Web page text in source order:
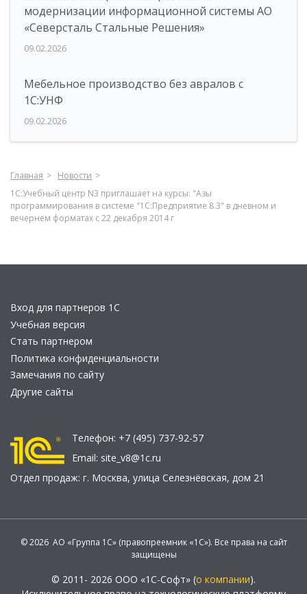
модернизации информационной системы АО
«Северсталь Стальные Решения»
09.02.2026
Мебельное производство без авралов с
1С:УНФ
09.02.2026
Главная
Новости
1С:Учебный центр N3 приглашает на курсы: "Азы
программирования в системе "1С:Предприятие 8.3" в дневном и
вечернем форматах с 22 декабря 2014 г
Вход для партнеров 1С
Учебная версия
Стать партнером
Политика конфиденциальности
Замечания по сайту
Другие сайты
Телефон: +7 (495) 737-92-57
Email: site_v8@1c.ru
Отдел продаж: г. Москва, улица Селезнёвская, дом 21
© 2026 АО «Группа 1С» (правопреемник «1С»). Все права на сайт
защищены
© 2011- 2026 ООО «1С-Софт» (о компании).